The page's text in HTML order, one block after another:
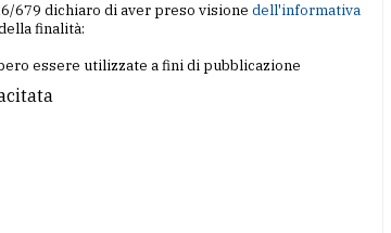
679 dichiaro di aver preso visione dell'informativa
finalità:
essere utilizzate a fini di pubblicazione